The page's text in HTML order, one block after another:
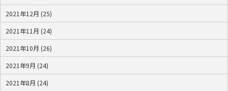
2021年12月 (25)
2021年11月 (24)
2021年10月 (26)
2021年9月 (24)
2021年8月 (24)